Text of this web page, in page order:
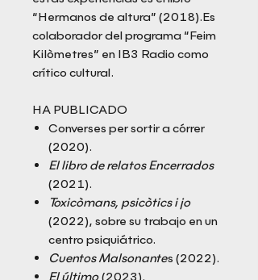
“Hermanos de altura” (2018).Es
colaborador del programa “Feim
Kilòmetres” en IB3 Radio como
crítico cultural.
HA PUBLICADO
Converses per sortir a córrer
(2020).
El libro de relatos Encerrados
(2021).
Toxicòmans, psicòtics i jo
(2022), sobre su trabajo en un
centro psiquiátrico.
Cuentos Malsonantes (2022).
El último (2023).